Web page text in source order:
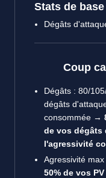
Stats de base
Dégâts
Coup
Dégâts : 80/
dégâts
consommée →
de vos dégâts
l'agressivité
Agressivité
50% de vos